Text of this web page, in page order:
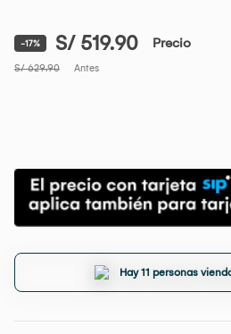
-17% S/ 519.90 Precio
S/ 629.90 Antes
Hay 11 personas